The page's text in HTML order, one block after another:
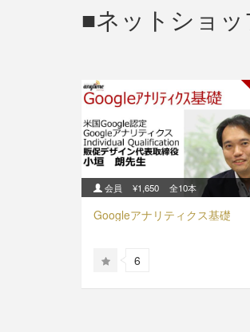
ネットショ
会員 ¥1,650 全10本
Googleアナリティクス基礎
6